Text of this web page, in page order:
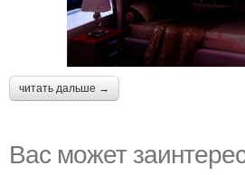
читать дальше →
Вас может